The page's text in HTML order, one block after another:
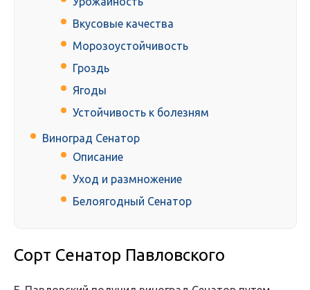
Вкусовые качества
Морозоустойчивость
Гроздь
Ягоды
Устойчивость к болезням
Виноград Сенатор
Описание
Уход и размножение
Белоягодный Сенатор
Сорт Сенатор Павловского